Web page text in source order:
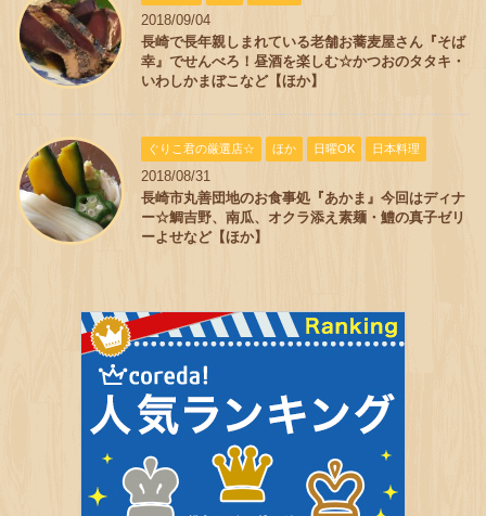
2018/09/04
長崎で長年親しまれている老舗お蕎麦屋さん『そば
幸』でせんべろ！昼酒を楽しむ☆かつおのタタキ・
いわしかまぼこなど【ほか】
ぐりこ君の厳選店☆ ほか 日曜OK 日本料理
2018/08/31
長崎市丸善団地のお食事処『あかま』今回はディナ
ー☆鯛吉野、南瓜、オクラ添え素麺・鱧の真子ゼリ
ーよせなど【ほか】